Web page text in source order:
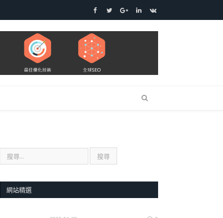
Facebook
TwitterGoogle+LinkedIn
VK
網站精選